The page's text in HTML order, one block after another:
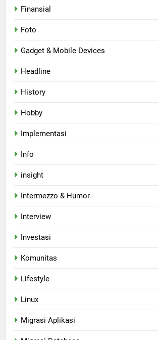
Finansial
Foto
Gadget & Mobile Devices
Headline
History
Hobby
Implementasi
Info
insight
Intermezzo & Humor
Interview
Investasi
Komunitas
Lifestyle
Linux
Migrasi Aplikasi